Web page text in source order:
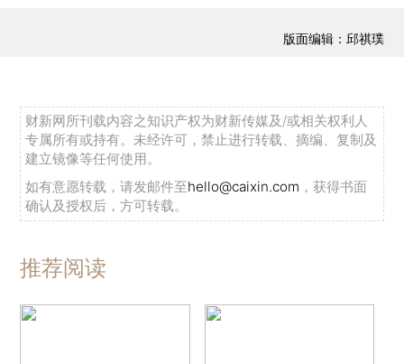
版面编辑：邱祺璞
财新网所刊载内容之知识产权为财新传媒及/或相关权利人
专属所有或持有。未经许可，禁止进行转载、摘编、复制及
建立镜像等任何使用。
如有意愿转载，请发邮件至hello@caixin.com ，获得书面
确认及授权后，方可转载。
推荐阅读